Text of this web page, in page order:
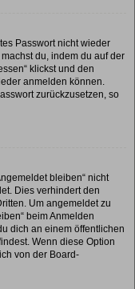
Passwort nicht wieder
du, indem du auf der
klickst und den
anmelden können.
zurückzusetzen, so
bleiben“ nicht
Dies verhindert den
Um angemeldet zu
beim Anmelden
dich an einem öffentlichen
Wenn diese Option
von der Board-